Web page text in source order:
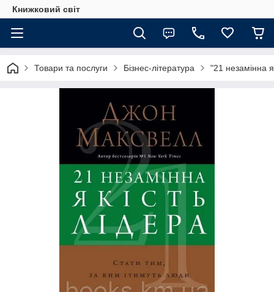
Книжковий світ
Товари та послуги Бізнес-література "21 незамінна